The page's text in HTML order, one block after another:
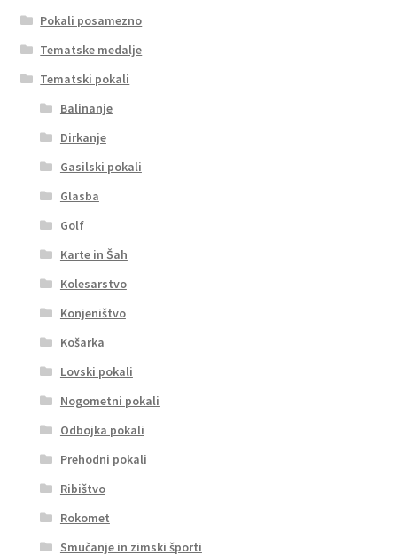
Pokali posamezno
Tematske medalje
Tematski pokali
Balinanje
Dirkanje
Gasilski pokali
Glasba
Golf
Karte in Šah
Kolesarstvo
Konjeništvo
Košarka
Lovski pokali
Nogometni pokali
Odbojka pokali
Prehodni pokali
Ribištvo
Rokomet
Smučanje in zimski športi